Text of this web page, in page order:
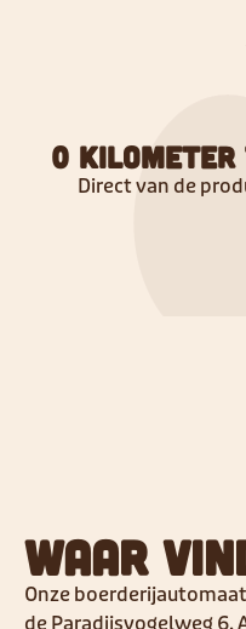
0 kilometer
Direct van de
Waar
Onze
de Paradijsvogelweg 6,